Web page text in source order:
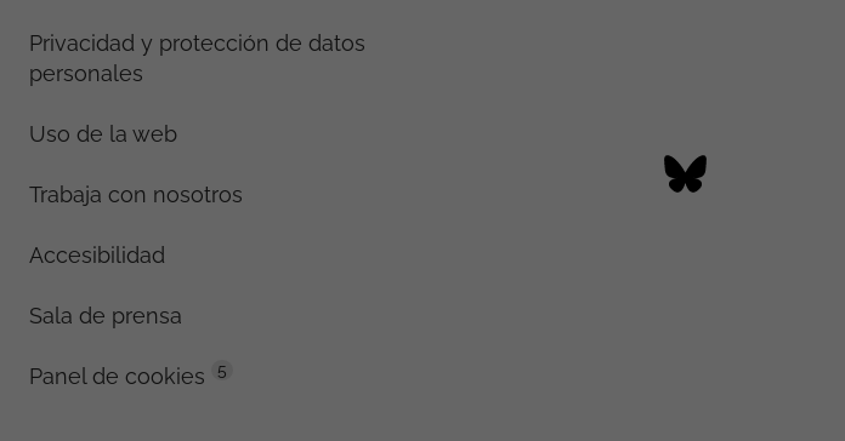
Privacidad y protección de datos
personales
Uso de la web
Trabaja con nosotros
Accesibilidad
Sala de prensa
Panel de cookies 5